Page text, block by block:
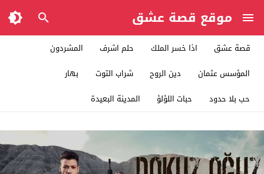
موقع قصة عشق
قصة عشق اذا خسر الملك حلم اشرف
المشردون
المؤسس عثمان
دين الروح شراب التوت
بهار
حب بلا حدود
حبات اللؤلؤ المدينة البعيدة